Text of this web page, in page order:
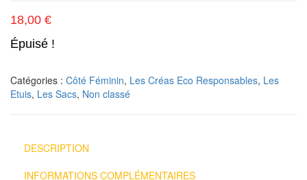
18,00 €
Épuisé !
Catégories : Côté Féminin, Les Créas Eco Responsables, Les
Etuis, Les Sacs, Non classé
DESCRIPTION
INFORMATIONS COMPLÉMENTAIRES